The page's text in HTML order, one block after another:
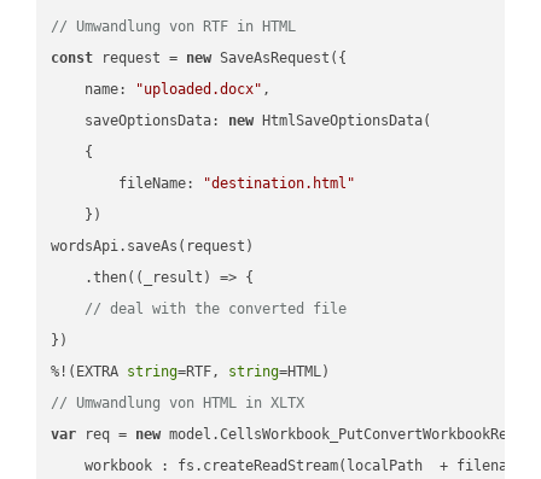
// Umwandlung von RTF in HTML
const request = new SaveAsRequest({
name: "uploaded.docx" ,
saveOptionsData: new HtmlSaveOptionsData(
    {
fileName:
"destination.html"
    })
wordsApi.saveAs(request)
    .then(
( _result ) => {
// deal with the converted file
})
%!(EXTRA string=RTF, string
// Umwandlung von HTML in XLTX
var req = new
workbook : fs.createReadStream(localPath  + filename